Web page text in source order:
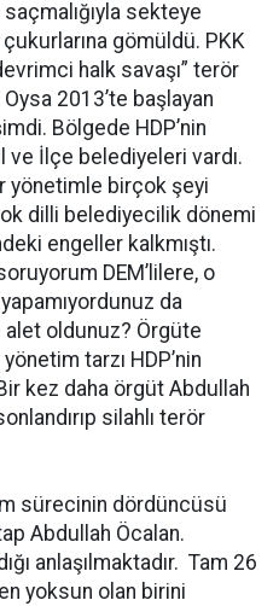
saçmalığıyla sekteye
gömüldü. PKK
halk savaşı” terör
2013’te başlayan
Bölgede HDP’nin
ve İlçe belediyeleri vardı.
yönetimle birçok şeyi
dilli belediyecilik dönemi
engeller kalkmıştı.
DEM’lilere, o
da
oldunuz? Örgüte
tarzı HDP’nin
kez daha örgüt Abdullah
silahlı terör
sürecinin dördüncüsü
Abdullah Öcalan.
anlaşılmaktadır. Tam 26
yoksun olan birini